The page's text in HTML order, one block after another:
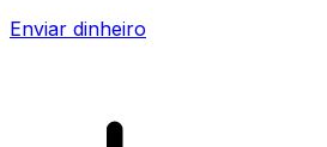
Enviar dinheiro